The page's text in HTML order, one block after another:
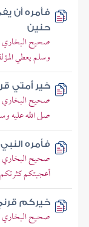
فأمره أن
حنين
صحيح البخاري
وسلم يعطي
خير أمتي
صحيح
صلى الله عليه
فأمره
صحيح البخاري
أعجبتكم
خيركم
صحيح البخاري